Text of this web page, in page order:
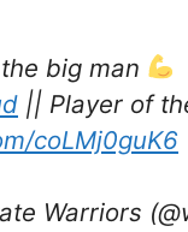
big man
|| Player of
coLMj0guK6
Warriors